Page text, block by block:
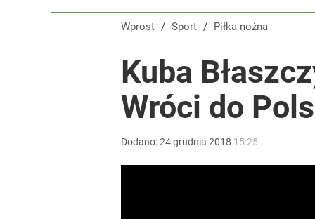
Tego sondażu premier nie może zlekceważyć.
Wprost / Sport / Piłka nożna
Kuba
Wróci do
Dodano:24grudnia 2018 15:25